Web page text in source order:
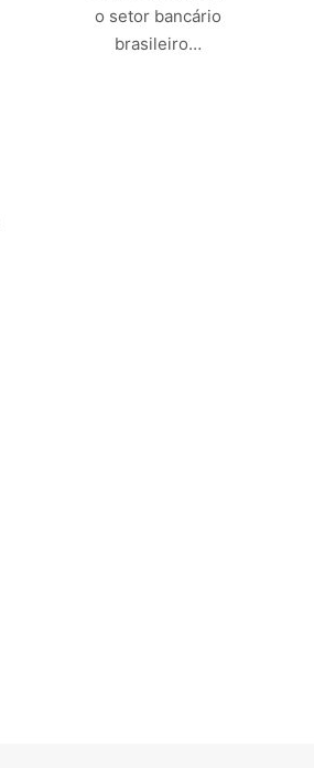
o setor bancário
brasileiro…